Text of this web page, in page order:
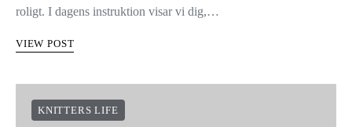
roligt. I dagens instruktion visar vi dig,…
VIEW POST
KNITTERS LIFE